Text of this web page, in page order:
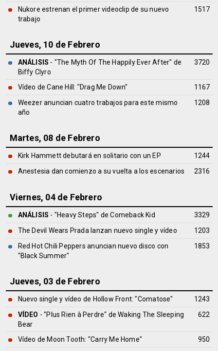
Nukore estrenan el primer videoclip de su nuevo
trabajo
1517
Jueves, 10 de Febrero
ANÁLISIS - "The Myth Of The Happily Ever After" de
Biffy Clyro
3720
Vídeo de Cane Hill: "Drag Me Down"
1167
Weezer anuncian cuatro trabajos para este mismo
año
1208
Martes, 08 de Febrero
Kirk Hammett debutará en solitario con un EP
1244
Anestesia dan comienzo a su vuelta a los escenarios
2316
Viernes, 04 de Febrero
ANÁLISIS - "Heavy Steps" deComeback Kid
3329
The Devil Wears Prada lanzan nuevo single y vídeo
1203
Red Hot Chili Peppers anuncian nuevo disco con
"Black Summer"
1853
Jueves, 03 de Febrero
Nuevo single y vídeo de Hollow Front: "Comatose"
1243
VÍDEO - "Plus Rien à Perdre" de Waking The Sleeping
Bear
622
Vídeo de Moon Tooth: "Carry Me Home"
950